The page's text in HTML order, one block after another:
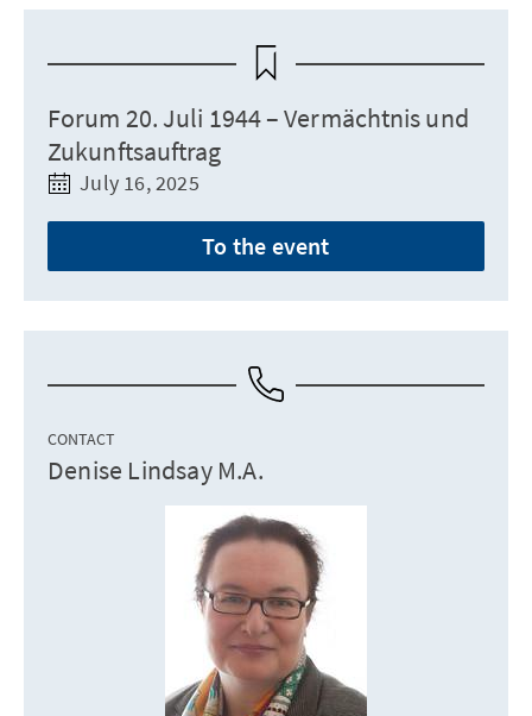
Forum 20. Juli 1944 – Vermächtnis und
Zukunftsauftrag
July 16, 2025
To the event
CONTACT
Denise Lindsay M.A.